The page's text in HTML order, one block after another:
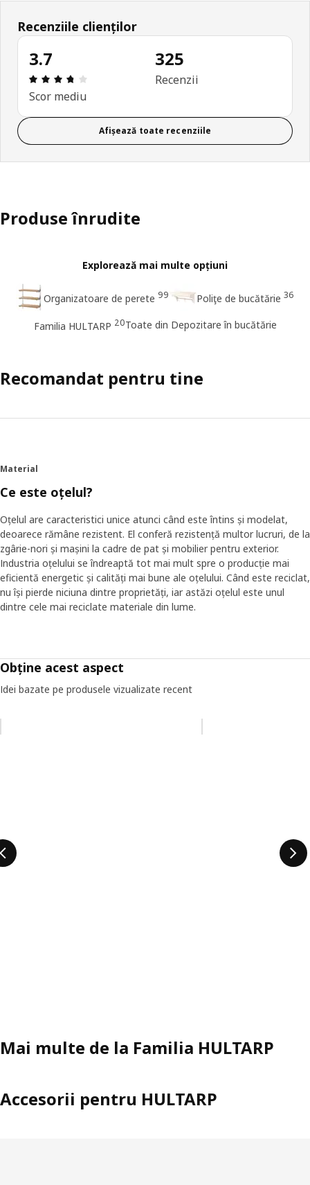
Recenziile clienților
3.7
Prezentare generală: 3.7 din 5 stele Total
Scor mediu
325
Recenzii
Afișează toate recenziile
Produse înrudite
Explorează mai multe opțiuni
Organizatoare de perete 99 Poliţe de bucătărie 36
Familia HULTARP 20Toate din Depozitare în bucătărie
Recomandat pentru tine
Material
Ce este oțelul?
Oțelul are caracteristici unice atunci când este întins și modelat,
deoarece rămâne rezistent. El conferă rezistență multor lucruri, de la
zgârie-nori și mașini la cadre de pat și mobilier pentru exterior.
Industria oțelului se îndreaptă tot mai mult spre o producție mai
eficientă energetic și calități mai bune ale oțelului. Când este reciclat,
nu își pierde niciuna dintre proprietăți, iar astăzi oțelul este unul
dintre cele mai reciclate materiale din lume.
Obține acest aspect
Idei bazate pe produsele vizualizate recent
Mai multe de la Familia HULTARP
Accesorii pentru HULTARP